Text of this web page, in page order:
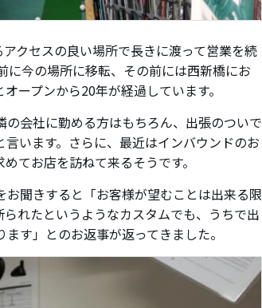
クセスの良い場所で長きに渡って営業を続
に今の場所に移転、その前には西新橋にお
ープンから20年が経過しています。
会社に勤める方はもちろん、出張のついで
います。さらに、最近はインバウンドのお
てお店を訪ねて来るそうです。
聞きすると「お客様が望むことは出来る限
れたというようなカスタムでも、うちで出
す」とのお返事が返ってきました。